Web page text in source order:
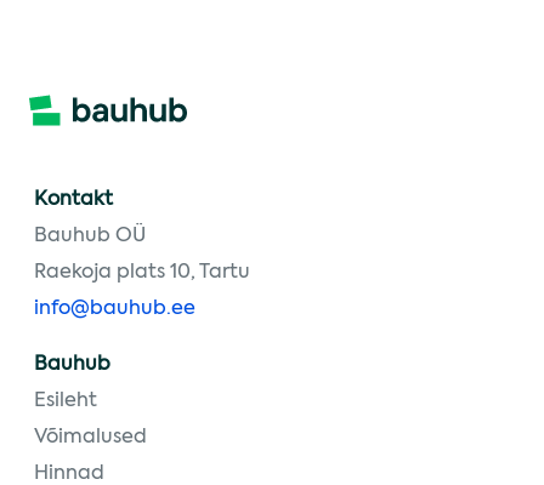
Kontakt
Bauhub OÜ
Raekoja plats 10, Tartu
info@bauhub.ee
Bauhub
Esileht
Võimalused
Hinnad